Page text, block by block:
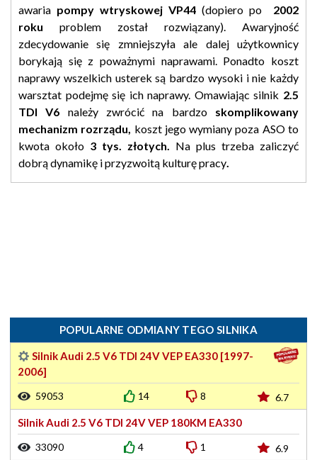
awaria pompy wtryskowej VP44 (dopiero po
2002
roku problem został rozwiązany). Awaryjność
zdecydowanie się zmniejszyła ale dalej użytkownicy
borykają się z poważnymi naprawami. Ponadto koszt
naprawy wszelkich usterek są bardzo wysoki i nie każdy
warsztat podejmę się ich naprawy. Omawiając silnik 2.5
TDI V6 należy zwrócić na bardzo skomplikowany
mechanizm rozrządu, koszt jego wymiany poza ASO to
kwota około 3 tys. złotych. Na plus trzeba zaliczyć
dobrą dynamikę i przyzwoitą kulturę pracy.
POPULARNE ODMIANY TEGO SILNIKA
Silnik Audi 2.5 V6 TDI 24V VEP EA330 [1997-
2006]
59053 14 8 6.7
Silnik Audi 2.5 V6 TDI 24V VEP 180KM EA330
33090 4 1 6.9